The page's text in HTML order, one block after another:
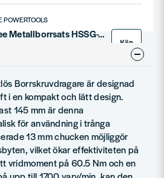
POWERTOOLS
Milwaukee Metallborrsats HSSG-TIN POF 10-delar 3-10mm
Köp
Borrskruvdragare är designad
i en kompakt och lätt design.
145 mm är denna
för användning i trånga
13 mm chucken möjliggör
vilket ökar effektiviteten på
vridmoment på 60.5 Nm och en